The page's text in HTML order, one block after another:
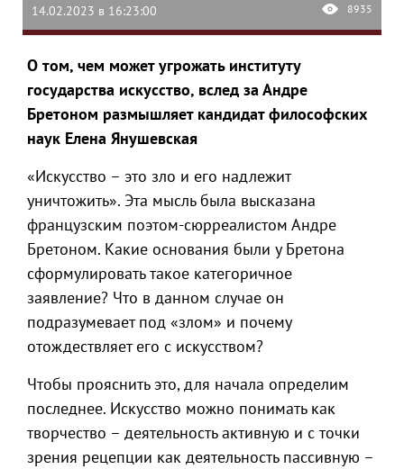
14.02.2023 в 16:23:00 8935
О том, чем может угрожать институту
государства искусство, вслед за Андре
Бретоном размышляет кандидат философских
наук Елена Янушевская
«Искусство – это зло и его надлежит
уничтожить». Эта мысль была высказана
французским поэтом-сюрреалистом Андре
Бретоном. Какие основания были у Бретона
сформулировать такое категоричное
заявление? Что в данном случае он
подразумевает под «злом» и почему
отождествляет его с искусством?
Чтобы прояснить это, для начала определим
последнее. Искусство можно понимать как
творчество – деятельность активную и с точки
зрения рецепции как деятельность пассивную –